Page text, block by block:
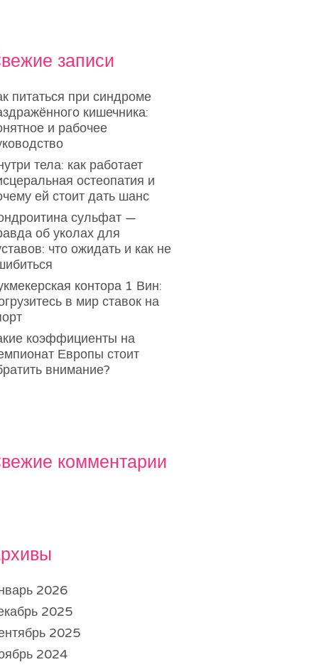
записи
питаться при синдроме
кишечника:
и рабочее
тела: как работает
остеопатия и
ей стоит дать шанс
сульфат —
об уколах для
что ожидать и как не
контора 1 Вин:
в мир ставок на
коэффициенты на
Европы стоит
внимание?
комментарии
2026
2025
2025
2024